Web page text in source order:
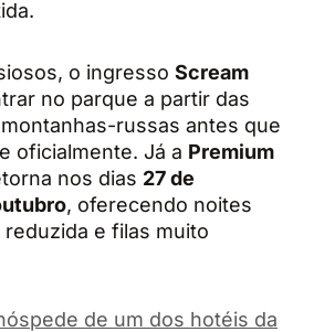
o ingresso Scream
no parque a partir das
russas antes que
oficialmente. Já a Premium
nos dias 27 de
, oferecendo noites
e filas muito
de um dos hotéis da